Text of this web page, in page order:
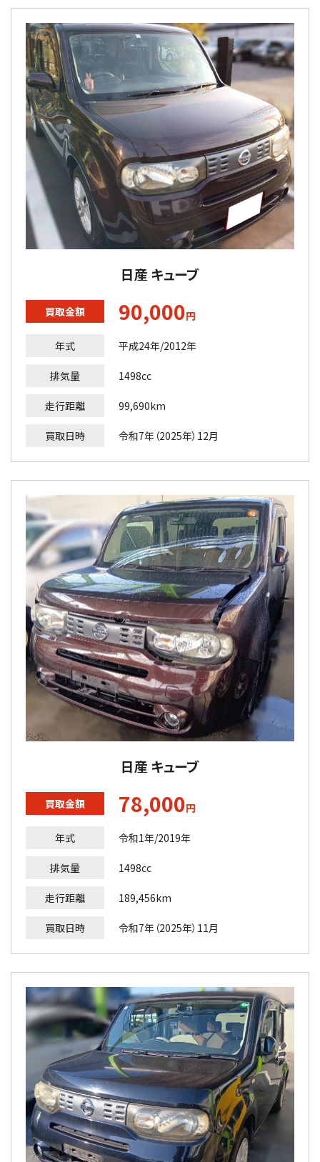
日産 キューブ
買取金額 90,000円
年式 平成24年/2012年
排気量 1498cc
走行距離 99,690km
買取日時 令和7年（2025年）12月
日産 キューブ
買取金額 78,000円
年式 令和1年/2019年
排気量 1498cc
走行距離 189,456km
買取日時 令和7年（2025年）11月